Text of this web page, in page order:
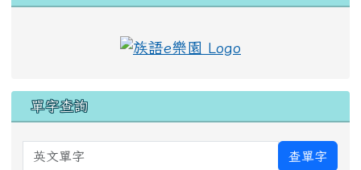
單字查詢
英文單字 查單字